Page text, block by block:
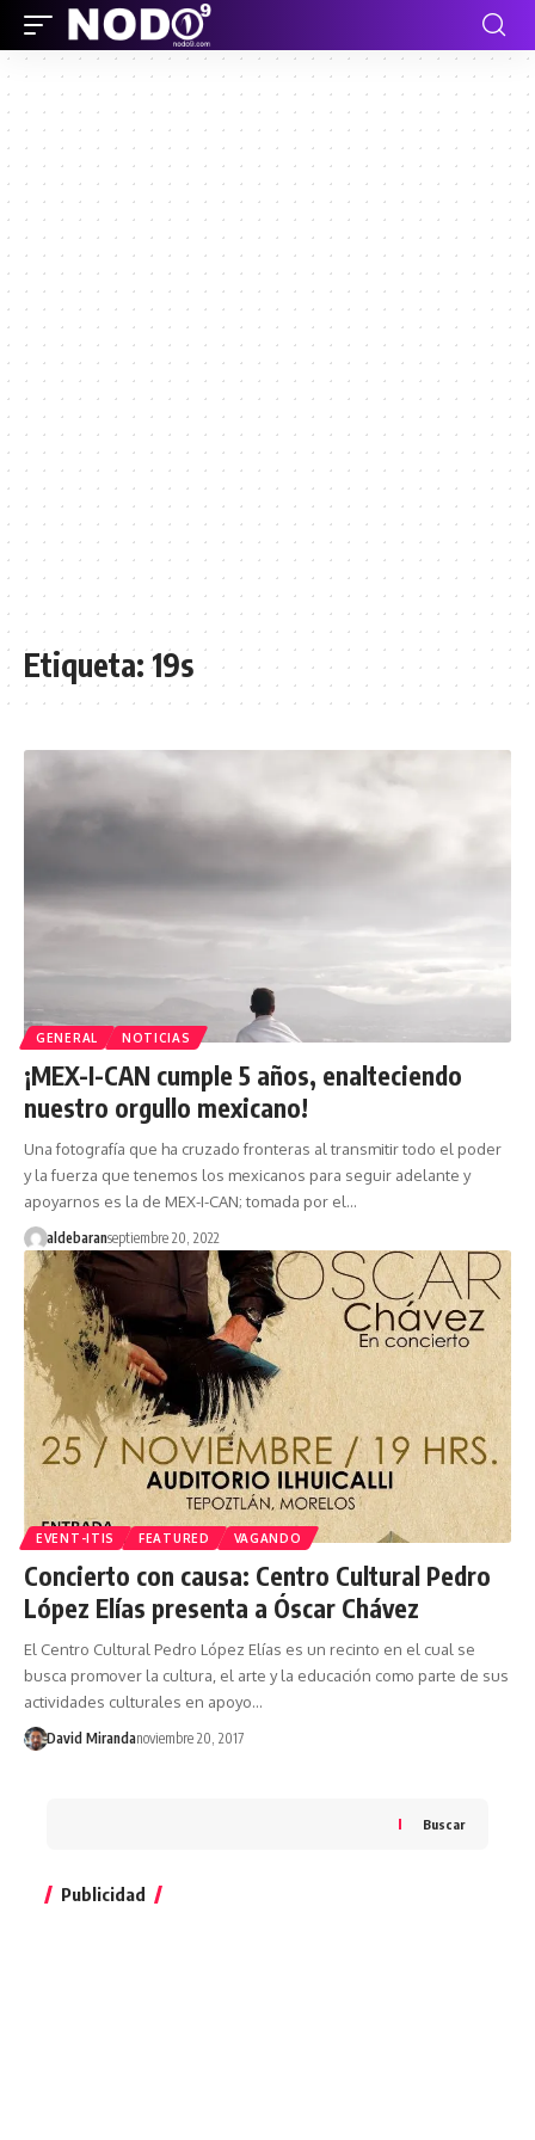
Etiqueta:19s
GENERAL NOTICIAS
¡MEX-I-CAN cumple 5 años, enalteciendo
nuestro orgullo mexicano!
Una fotografía que ha cruzado fronteras al transmitir todo el poder
y la fuerza que tenemos los mexicanos para seguir adelante y
apoyarnos es la de MEX-I-CAN; tomada por el…
aldebaranseptiembre 20, 2022
EVENT-ITIS FEATURED VAGANDO
Concierto con causa: Centro Cultural Pedro
López Elías presenta a Óscar Chávez
El Centro Cultural Pedro López Elías es un recinto en el cual se
busca promover la cultura, el arte y la educación como parte de sus
actividades culturales en apoyo…
David Mirandanoviembre 20, 2017
Buscar
Publicidad